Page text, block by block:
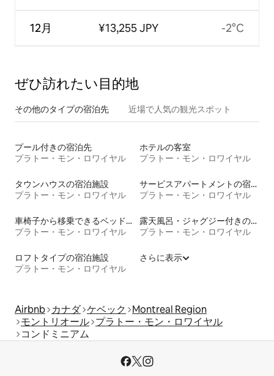
12月 ¥13,255 JPY -2°C
ぜひ訪⁠れ⁠た⁠い目⁠的⁠地
その他のタ⁠イ⁠プ⁠の宿⁠泊⁠先 近場で人気の観光スポット
プール付きの宿泊先
プラトー・モン・ロワイヤル
ホテルの客室
プラトー・モン・ロワイヤル
タウンハウスの宿泊施設
プラトー・モン・ロワイヤル
サービスアパートメントの宿泊施設
プラトー・モン・ロワイヤル
車椅子から移乗できるベッドがある宿泊施設
プラトー・モン・ロワイヤル
露天風呂・ジャグジー付きの宿泊施設
プラトー・モン・ロワイヤル
ロフトタイプの宿泊施設
プラトー・モン・ロワイヤル
さらに表示
Airbnb カナダ ケベック
Montreal Region
モントリオール プラトー・モン・ロワイヤル
コンドミニアム